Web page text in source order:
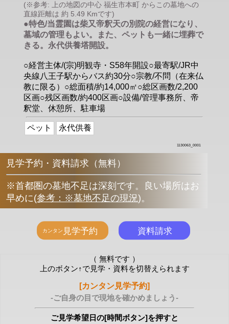
(※参考: 上の地図の中心 福生市本町 からこの墓地への
直線距離は 約 5.49 Kmです)
●特色/当霊園は柴又帝釈天の別院の経営になり、
墓域の管理もよい。また、ペットも一緒に埋葬で
きる。永代供養塔開設。
○経営主体/(宗)明観寺・S58年開設○最寄駅/JR中
央線八王子駅からバス約30分○宗教/不問（在来仏
教に限る）○総面積/約14,000㎡○総区画数/2,200
区画○残区画数/約400区画○設備/管理事務所、帝
釈堂、休憩所、駐車場
ペット 永代供養
1130063_0001
見学予約・資料請求（無料）
※首都圏の墓地不足は深刻です。良い場所はお
早めに(参考：※墓地不足の現況)。
（ 無料です ）
上のボタン↑で見学・資料を切替えられます
[カンタン見学予約]
-ご自身の目で現地を確かめましょう-
ご見学希望日の[時間ボタン]を押すと